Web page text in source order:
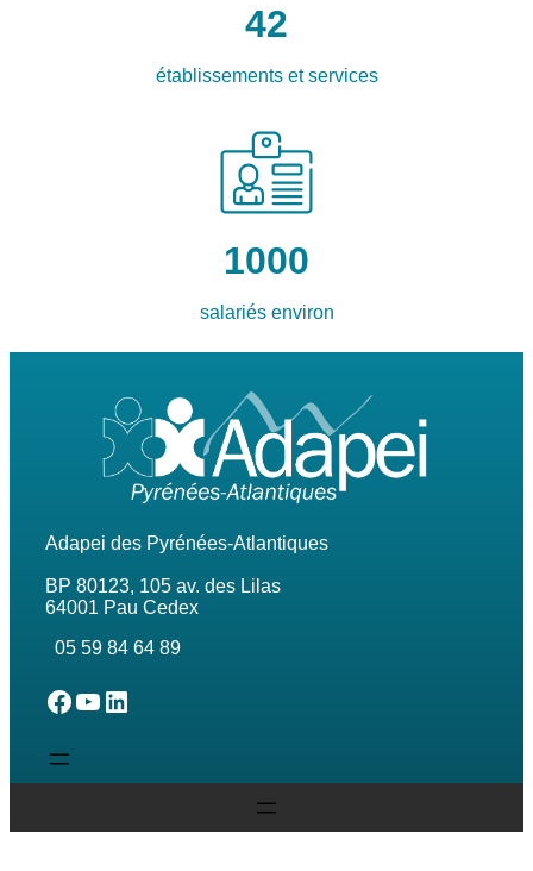
42
établissements et services
1000
salariés environ
Adapei des Pyrénées-Atlantiques
BP 80123, 105 av. des Lilas
64001 Pau Cedex
05 59 84 64 89
L'Adapei des Pyrénées-Atlantiques sur Facebook
L'Adapei des Pyrénées-Atlantiques sur Youtube
L'Adapei des Pyrénées-Atlantiques sur Linkedin